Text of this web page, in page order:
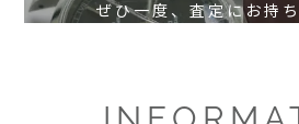
ぜひ一度、査定にお持